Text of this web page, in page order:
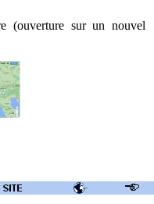
(ouverture sur un nouvel